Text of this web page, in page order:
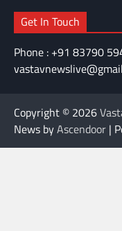
Get In Touch
Phone : +91 83790
Copyright © 2026
News byAscendoor |